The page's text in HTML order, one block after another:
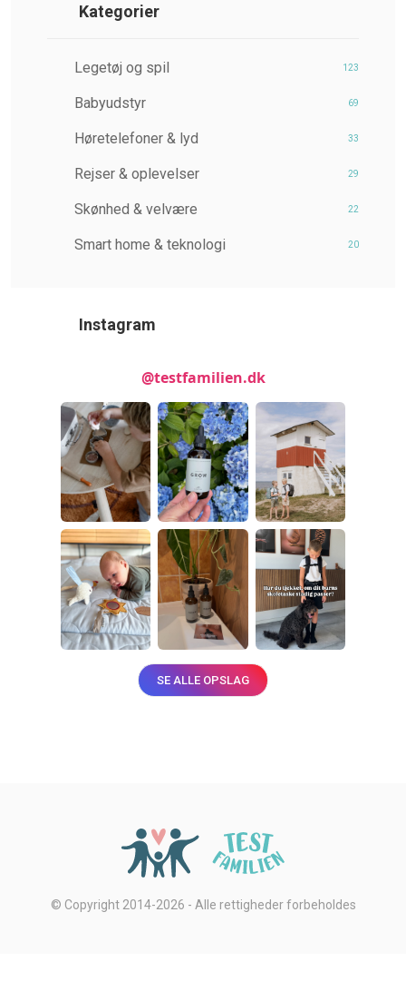
Kategorier
Legetøj og spil 123
Babyudstyr 69
Høretelefoner & lyd 33
Rejser & oplevelser 29
Skønhed & velvære 22
Smart home & teknologi 20
Instagram
@testfamilien.dk
SE ALLE OPSLAG
© Copyright 2014-2026 - Alle rettigheder forbeholdes